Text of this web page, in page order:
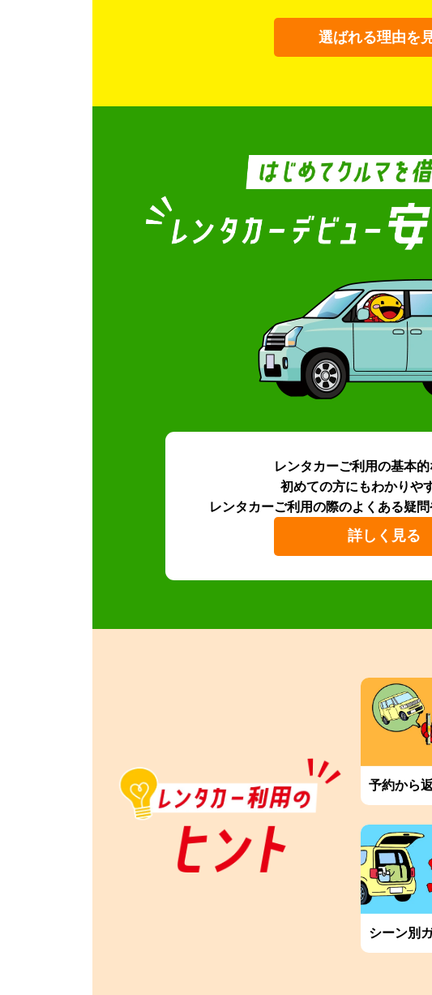
選ばれる理由を
レンタカーご利用の基本
初めての方にもわかりや
レンタカーご利用の際のよくある疑問
詳しく見る
予約から
シーン別